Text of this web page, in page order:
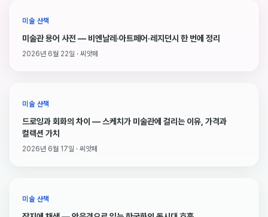
미술 산책
미술관 용어 사전 — 비엔날레·아트페어·레지던시 한 번에 정리
2026년 6월 22일 · 씨앗페
미술 산책
드로잉과 회화의 차이 — 스케치가 미술관에 걸리는 이유, 가격과
컬렉션 가치
2026년 6월 17일 · 씨앗페
미술 산책